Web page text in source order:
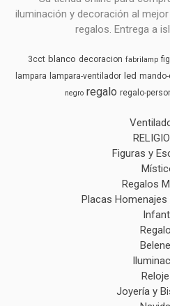
iluminación y decoración al
regalos. Entrega a
3cct blanco decoracion fabrilamp
lampara lampara-ventilador led
negro regalo regalo-
Figuras y
Regalos
Placas
Joyería y